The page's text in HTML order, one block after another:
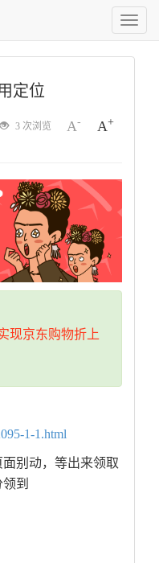
切
换
菜
定位
A- A+
3 次浏览
现京东购物折上
1-1.html
别动，等出来领取
到